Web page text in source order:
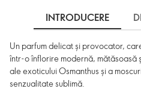
INTRODUCERE
Un parfum delicat și provocator,
într-o înflorire modernă, mătăsoasă
ale exoticului Osmanthus și a
senzualitate sublimă.